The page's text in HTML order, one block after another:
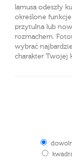
lamusa odeszły
określone
przytulna lub
rozmachem.
wybrać
charakter Twojej